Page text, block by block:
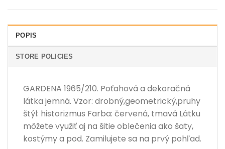
POPIS
STORE POLICIES
GARDENA 1965/210. Poťahová a dekoračná
látka jemná. Vzor: drobný,geometrický,pruhy
štýl: historizmus Farba: červená, tmavá Látku
môžete využiť aj na šitie oblečenia ako šaty,
kostýmy a pod. Zamilujete sa na prvý pohľad.